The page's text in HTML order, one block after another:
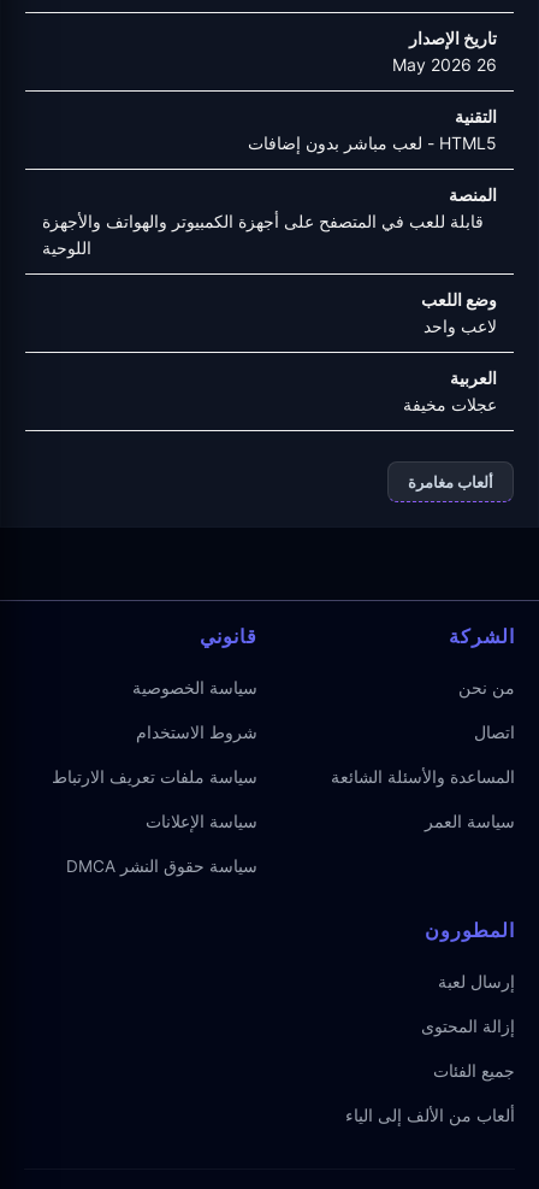
تاريخ الإصدار
26 May 2026
التقنية
HTML5 - لعب مباشر بدون إضافات
المنصة
قابلة للعب في المتصفح على أجهزة الكمبيوتر والهواتف والأجهزة
اللوحية
وضع اللعب
لاعب واحد
العربية
عجلات مخيفة
ألعاب مغامرة
الشركة
من نحن
اتصال
المساعدة والأسئلة الشائعة
سياسة العمر
قانوني
سياسة الخصوصية
شروط الاستخدام
سياسة ملفات تعريف الارتباط
سياسة الإعلانات
سياسة حقوق النشر DMCA
المطورون
إرسال لعبة
إزالة المحتوى
جميع الفئات
ألعاب من الألف إلى الياء